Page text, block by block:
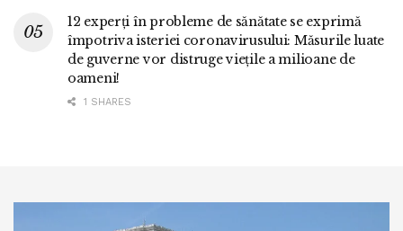
12 experți în probleme de sănătate se exprimă
împotriva isteriei coronavirusului: Măsurile luate
de guverne vor distruge viețile a milioane de
oameni!
1 SHARES